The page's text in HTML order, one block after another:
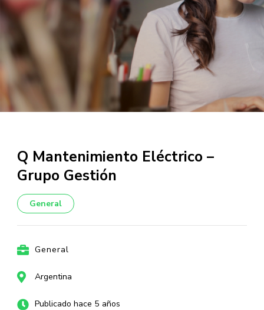
Q Mantenimiento Eléctrico –
Grupo Gestión
General
General
Argentina
Publicado hace 5 años